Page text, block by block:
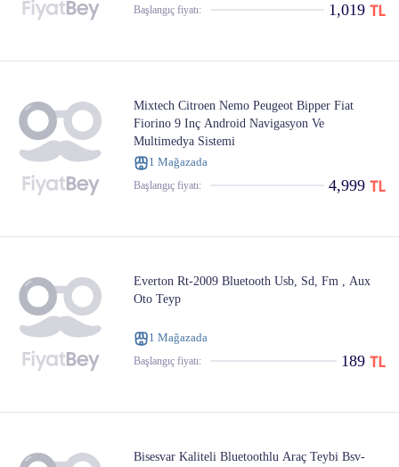
Başlangıç ​​fiyatı: 1,019
Mixtech Citroen Nemo Peugeot Bipper Fiat
Fiorino 9 Inç Android Navigasyon Ve
Multimedya Sistemi
1 Mağazada
Başlangıç ​​fiyatı: 4,999
Everton Rt-2009 Bluetooth Usb, Sd, Fm , Aux
Oto Teyp
1 Mağazada
Başlangıç ​​fiyatı: 189
Bisesvar Kaliteli Bluetoothlu Araç Teybi Bsv-